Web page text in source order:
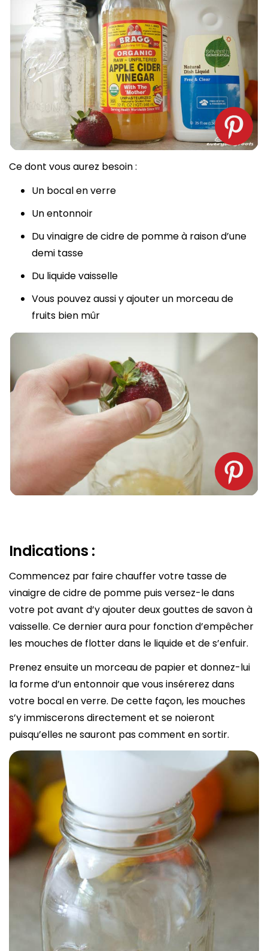
Ce dont vous aurez besoin :
Un bocal en verre
Un entonnoir
Du vinaigre de cidre de pomme à raison d’une
demi tasse
Du liquide vaisselle
Vous pouvez aussi y ajouter un morceau de
fruits bien mûr
Indications :
Commencez par faire chauffer votre tasse de
vinaigre de cidre de pomme puis versez-le dans
votre pot avant d’y ajouter deux gouttes de savon à
vaisselle. Ce dernier aura pour fonction d’empêcher
les mouches de flotter dans le liquide et de s’enfuir.
Prenez ensuite un morceau de papier et donnez-lui
la forme d’un entonnoir que vous insérerez dans
votre bocal en verre. De cette façon, les mouches
s’y immiscerons directement et se noieront
puisqu’elles ne sauront pas comment en sortir.